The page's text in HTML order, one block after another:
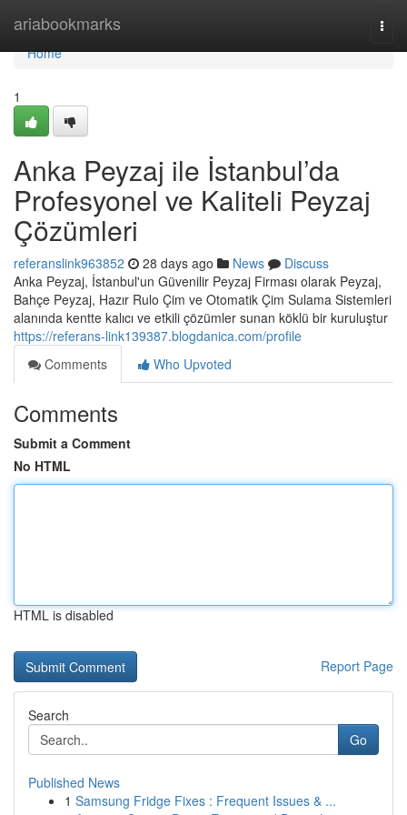
ariabookmarks
Home
Home
1
Anka Peyzaj ile İstanbul’da
Profesyonel ve Kaliteli Peyzaj
Çözümleri
referanslink963852 28 days ago News
Discuss
Anka Peyzaj, İstanbul'un Güvenilir Peyzaj Firması olarak Peyzaj,
Bahçe Peyzaj, Hazır Rulo Çim ve Otomatik Çim Sulama Sistemleri
alanında kentte kalıcı ve etkili çözümler sunan köklü bir kuruluştur
https://referans-link139387.blogdanica.com/profile
Comments
Who Upvoted
Comments
Submit a Comment
No HTML
HTML is disabled
Report Page
Search
Go
Published News
1 Samsung Fridge Fixes : Frequent Issues & ...